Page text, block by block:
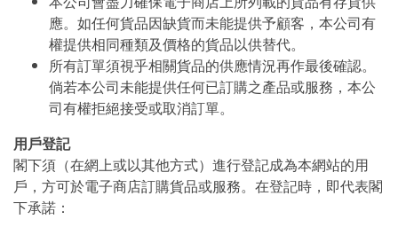
應。如任何貨品因缺貨而未能提供予顧客，本公司有
權提供相同種類及價格的貨品以供替代。
所有訂單須視乎相關貨品的供應情況再作最後確認。
倘若本公司未能提供任何已訂購之產品或服務，本公
司有權拒絕接受或取消訂單。
用戶登記
閣下須（在網上或以其他方式）進行登記成為本網站的用
戶，方可於電子商店訂購貨品或服務。在登記時，即代表閣
下承諾：